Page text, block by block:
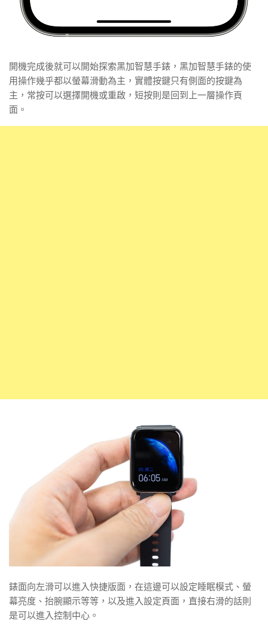
開機完成後就可以開始探索黑加智慧手錶，黑加智慧手錶的使
用操作幾乎都以螢幕滑動為主，實體按鍵只有側面的按鍵為
主，常按可以選擇開機或重啟，短按則是回到上一層操作頁
面。
錶面向左滑可以進入快捷版面，在這邊可以設定睡眠模式、螢
幕亮度、抬腕顯示等等，以及進入設定頁面，直接右滑的話則
是可以進入控制中心。